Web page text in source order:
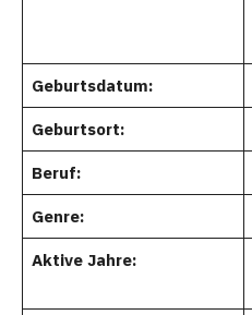
Geburtsdatum:
Geburtsort:
Beruf:
Genre:
Aktive Jahre: